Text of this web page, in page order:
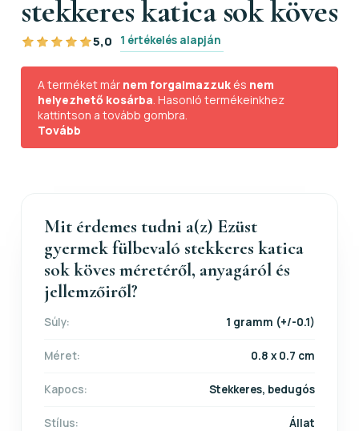
stekkeres katica sok köves
5,0 1 értékelés alapján
A terméket már nem forgalmazzuk és nem
helyezhető kosárba . Hasonló termékeinkhez
kattintson a tovább gombra.
Tovább
Mit érdemes tudni a(z) Ezüst
gyermek fülbevaló stekkeres katica
sok köves méretéről, anyagáról és
jellemzőiről?
Súly: 1 gramm (+/-0.1)
Méret: 0.8 x 0.7 cm
Kapocs: Stekkeres, bedugós
Stílus: Állat